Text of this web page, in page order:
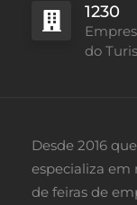
1230
do
Desde 2016
especializa em
de feiras de